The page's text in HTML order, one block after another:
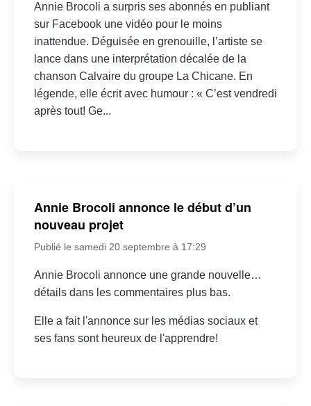
Annie Brocoli a surpris ses abonnés en publiant
sur Facebook une vidéo pour le moins
inattendue. Déguisée en grenouille, l’artiste se
lance dans une interprétation décalée de la
chanson Calvaire du groupe La Chicane. En
légende, elle écrit avec humour : « C’est vendredi
après tout! Ge...
Annie Brocoli annonce le début d’un
nouveau projet
Publié le samedi 20 septembre à 17:29
Annie Brocoli annonce une grande nouvelle…
détails dans les commentaires plus bas.
Elle a fait l'annonce sur les médias sociaux et
ses fans sont heureux de l'apprendre!